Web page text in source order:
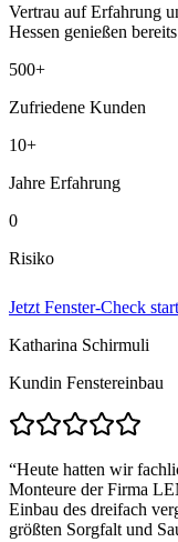
Vertrau auf Erfahrung
Hessen genießen
500+
Zufriedene Kunden
10+
Jahre Erfahrung
0
Risiko
Jetzt Fenster-Check
Katharina Schirmuli
Kundin Fenstereinbau
“Heute hatten wir
Monteure der Firma
Einbau des dreifach
größten Sorgfalt und